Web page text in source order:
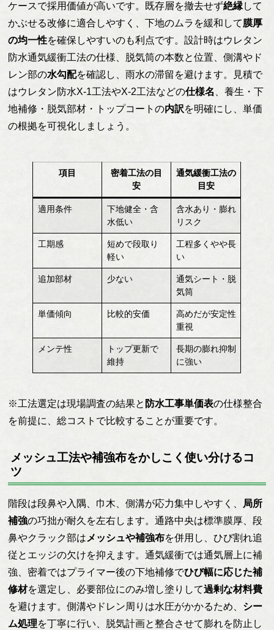
ケースで採用価値が高いです。既存層を撤去せず絶縁して
かぶせる改修に適合しやすく、下地のムラを緩和して膜厚
の均一性を確保しやすいのも利点です。設計時はウレタン
防水通気緩衝工法の仕様、脱気筒の本数と位置、側溝やド
レン部の水勾配を確認し、雨水の滞留を避けます。見積で
はウレタン防水X-1工法やX-2工法などの仕様名
、養生・下
地補修・脱気部材・トップコートの内訳を明確にし、単価
の根拠を可視化しましょう。
項目
密着工法の目
安
通気緩衝工法の
目安
適用条件
下地健全・含
水低い
含水あり・膨れ
リスク
工期感
短めで段取り
軽い
工程多くやや長
い
追加部材 少ない
通気シート・脱
気筒
単価傾向 比較的安価
高めだが安定性
重視
メンテ性
トップ更新で
維持
長期の膨れ抑制
に強い
※工法選定は現場調査の結果と 防水工事単価表の仕様整合
を前提に、総コストで比較することが重要です。
メッシュ工法や補強布をかしこく使い分けるコ
ツ
階段は段鼻や入隅、巾木、側溝が応力集中しやすく、 局所
補強の巧拙が耐久を左右します。通路中央は標準膜厚、段
鼻やクラック部は メッシュや補強布を併用し、ひび割れ追
従とエッジの欠けを抑えます。通気緩衝では通気層上に補
強、密着ではプライマー後の下地補修でひび幅に応じた補
修材を選定し、必要部位にのみ増し塗りして過剰な材料費
を避けます。側溝やドレン周りは水圧がかかるため、 シー
ム処理を丁寧に行い、脱気計画と整合させて膨れを防止し